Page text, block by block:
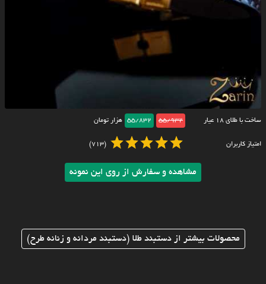
ساخت با طلای ۱۸ عیار 55/932
55/832 هزار تومان
امتیاز کاربران (713)
مشاهده و سفارش از روی این نمونه
محصولات بیشتر از دستبند طلا (دستبند مردانه و زنانه طرح)